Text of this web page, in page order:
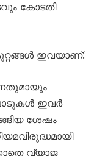
കോടതി
കുറ്റങ്ങൾ ഇവയാണ്:
ഇവർ
ശേഷം
വ്യാജ